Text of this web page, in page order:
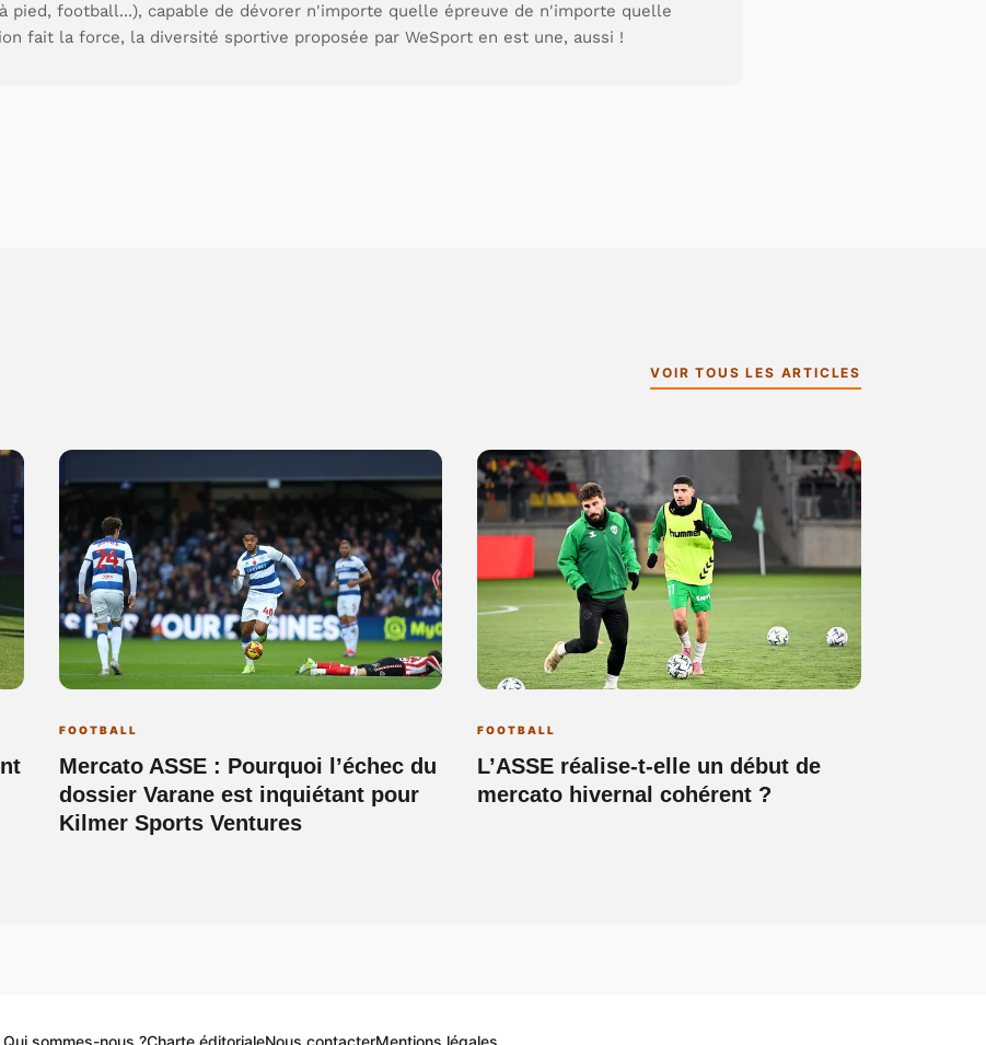
pied, football...), capable de dévorer n'importe quelle épreuve de n'importe quelle
fait la force, la diversité sportive proposée par WeSport en est une, aussi !
VOIR TOUS LES ARTICLES
FOOTBALL
Mercato ASSE : Pourquoi l’échec du
dossier Varane est inquiétant pour
Kilmer Sports Ventures
FOOTBALL
L’ASSE réalise-t-elle un début de
mercato hivernal cohérent ?